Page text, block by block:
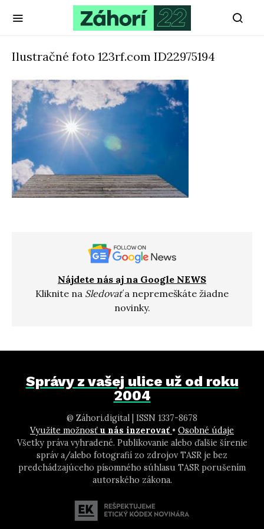
Ilustračné foto 123rf.com ID22975194
Nájdete nás aj na Google NEWS
Kliknite na Sledovaťa nepremeškáte žiadne
novinky.
Správy z vašej ulice už od roku
2004
@ Záhori.digital | ISSN 1337-8678
Využite možnosť u nás inzerovať • Osobné údaje
Všetky práva vyhradené. Publikovanie alebo ďalšie šírenie
správ a/alebo fotografií zo zdrojov TASR je bez
predchádzajúceho písomného súhlasu TASR porušením
autorského zákona.